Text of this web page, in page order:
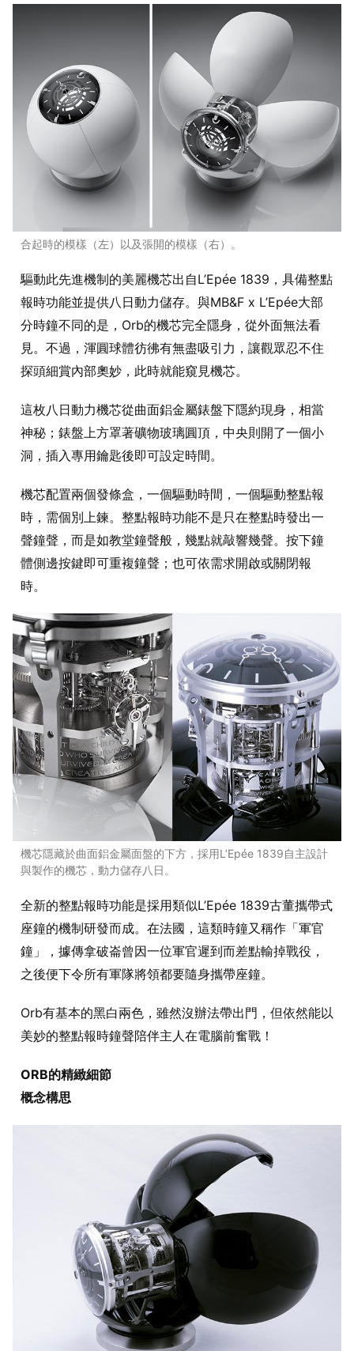
合起時的模樣（左）以及張開的模樣（右）。
驅動此先進機制的美麗機芯出自L’Epée 1839，具備整點
報時功能並提供八日動力儲存。與MB&F x L’Epée大部
分時鐘不同的是，Orb的機芯完全隱身，從外面無法看
見。不過，渾圓球體彷彿有無盡吸引力，讓觀眾忍不住
探頭細賞內部奧妙，此時就能窺見機芯。
這枚八日動力機芯從曲面鋁金屬錶盤下隱約現身，相當
神秘；錶盤上方罩著礦物玻璃圓頂，中央則開了一個小
洞，插入專用鑰匙後即可設定時間。
機芯配置兩個發條盒，一個驅動時間，一個驅動整點報
時，需個別上鍊。整點報時功能不是只在整點時發出一
聲鐘聲，而是如教堂鐘聲般，幾點就敲響幾聲。按下鐘
體側邊按鍵即可重複鐘聲；也可依需求開啟或關閉報
時。
機芯隱藏於曲面鋁金屬面盤的下方，採用L’Epée 1839自主設計
與製作的機芯，動力儲存八日。
全新的整點報時功能是採用類似L’Epée 1839古董攜帶式
座鐘的機制研發而成。在法國，這類時鐘又稱作「軍官
鐘」，據傳拿破崙曾因一位軍官遲到而差點輸掉戰役，
之後便下令所有軍隊將領都要隨身攜帶座鐘。
Orb有基本的黑白兩色，雖然沒辦法帶出門，但依然能以
美妙的整點報時鐘聲陪伴主人在電腦前奮戰！
ORB的精緻細節
概念構思